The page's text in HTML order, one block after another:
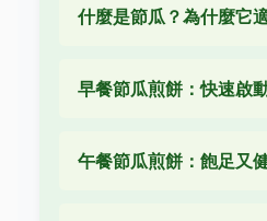
什麼是節瓜？為什麼它
早餐節瓜煎餅：快速啟
午餐節瓜煎餅：飽足又